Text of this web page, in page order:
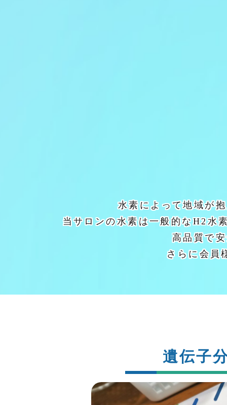
水素によって地域が
当サロンの水素は一般的なH2水
高品質で
さらに会員
遺伝子